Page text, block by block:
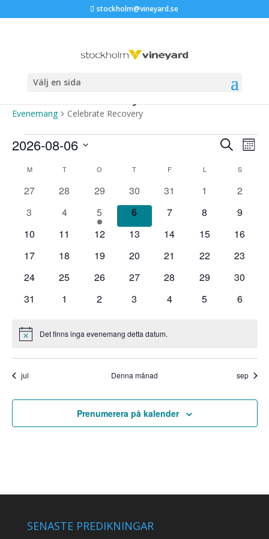
stockholm@vineyard.se
Välj en sida
Evenemang Celebrate Recovery
Evenemang
and
Views
Sök
2026-08-06
datum.
Kalender
av
MMÅNDAG TTISDAG O T TORSDAGFFREDAG L S
0
27
0
28
0
evenemang
29
0
evenemang
30
0
31
0
1
0
2
0
3
0
evenemang
4
1
evenemang
5
0
evenemang
6
0
7
0
8
0
9
0
10
0
11
0
12
0
13
0
14
0
15
0
16
0
17
0
18
0
19
0
20
0
21
0
22
0
23
0
24
0
25
0
26
0
27
0
28
0
29
0
30
0
31
0
1
0
2
0
3
0
4
0
5
0
6
Notis Det finns inga evenemang detta datum.
jul Denna månad sep
Prenumerera på kalender
SENASTE PREDIKNINGAR